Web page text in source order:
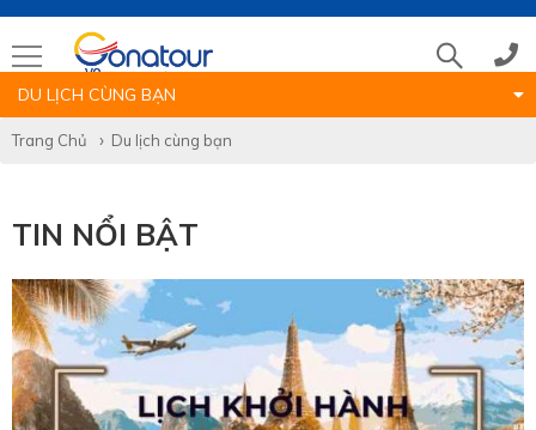
0786 711 611
Hotline tour trong nước
DU LỊCH CÙNG BẠN
Trang Chủ Du lịch cùng bạn
TIN NỔI BẬT